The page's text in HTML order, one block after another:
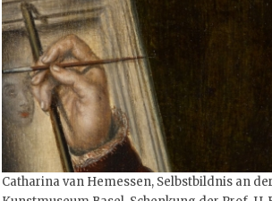
Catharina van Hemessen, Selbstbildnis an